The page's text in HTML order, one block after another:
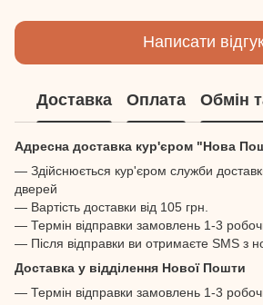
Написати
Доставка Оплата Обмін
Адресна доставка кур'єром "Нова
— Здійснюється кур'єром служби
дверей
— Вартість доставки від 105 грн.
— Термін відправки замовлень 1-3
— Після відправки ви отримаєте SMS з
Доставка у відділення Нової Пошти
— Термін відправки замовлень 1-3